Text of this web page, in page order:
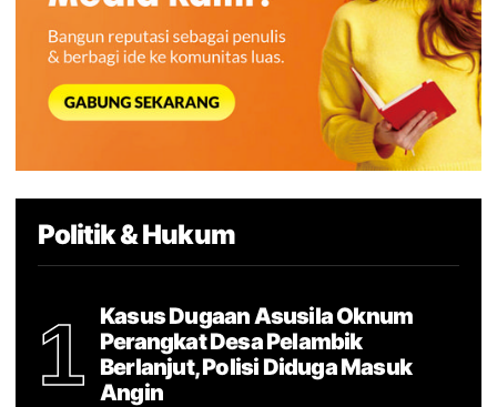
Politik & Hukum
1
Kasus Dugaan Asusila Oknum
Perangkat Desa Pelambik
Berlanjut, Polisi Diduga Masuk
Angin